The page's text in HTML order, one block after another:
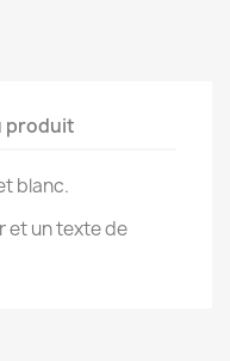
produit
blanc.
et un texte de